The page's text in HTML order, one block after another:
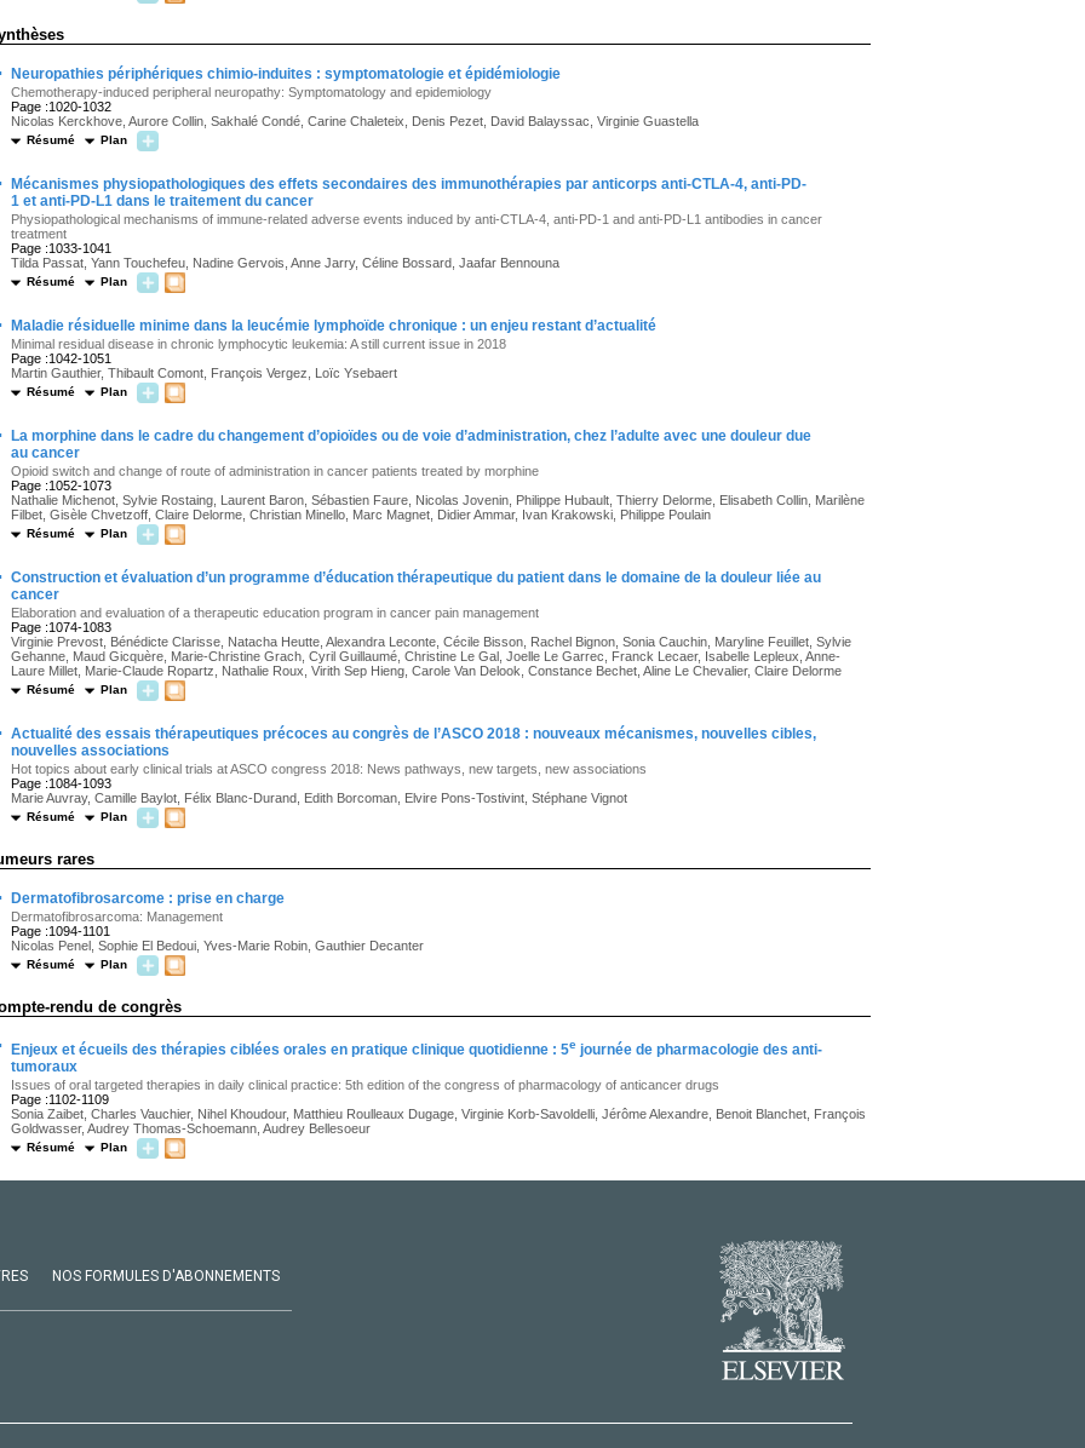
Neuropathies périphériques chimio-induites : symptomatologie et épidémiologie
Chemotherapy-induced peripheral neuropathy: Symptomatology and epidemiology
Page :1020-1032
Nicolas Kerckhove, Aurore Collin, Sakhalé Condé, Carine Chaleteix, Denis Pezet, David Balayssac, Virginie Guastella
Résumé Plan
Mécanismes physiopathologiques des effets secondaires des immunothérapies par anticorps anti-CTLA-4, anti-PD-
1 et anti-PD-L1 dans le traitement du cancer
Physiopathological mechanisms of immune-related adverse events induced by anti-CTLA-4, anti-PD-1 and anti-PD-L1 antibodies in cancer
treatment
Page :1033-1041
Tilda Passat, Yann Touchefeu, Nadine Gervois, Anne Jarry, Céline Bossard, Jaafar Bennouna
Résumé Plan
Maladie résiduelle minime dans la leucémie lymphoïde chronique : un enjeu restant d’actualité
Minimal residual disease in chronic lymphocytic leukemia: A still current issue in 2018
Page :1042-1051
Martin Gauthier, Thibault Comont, François Vergez, Loïc Ysebaert
Résumé Plan
La morphine dans le cadre du changement d’opioïdes ou de voie d’administration, chez l’adulte avec une douleur due
au cancer
Opioid switch and change of route of administration in cancer patients treated by morphine
Page :1052-1073
Nathalie Michenot, Sylvie Rostaing, Laurent Baron, Sébastien Faure, Nicolas Jovenin, Philippe Hubault, Thierry Delorme, Elisabeth Collin, Marilène
Filbet, Gisèle Chvetzoff, Claire Delorme, Christian Minello, Marc Magnet, Didier Ammar, Ivan Krakowski, Philippe Poulain
Résumé Plan
Construction et évaluation d’un programme d’éducation thérapeutique du patient dans le domaine de la douleur liée au
cancer
Elaboration and evaluation of a therapeutic education program in cancer pain management
Page :1074-1083
Virginie Prevost, Bénédicte Clarisse, Natacha Heutte, Alexandra Leconte, Cécile Bisson, Rachel Bignon, Sonia Cauchin, Maryline Feuillet, Sylvie
Gehanne, Maud Gicquère, Marie-Christine Grach, Cyril Guillaumé, Christine Le Gal, Joelle Le Garrec, Franck Lecaer, Isabelle Lepleux, Anne-
Laure Millet, Marie-Claude Ropartz, Nathalie Roux, Virith Sep Hieng, Carole Van Delook, Constance Bechet, Aline Le Chevalier, Claire Delorme
Résumé Plan
Actualité des essais thérapeutiques précoces au congrès de l’ASCO 2018 : nouveaux mécanismes, nouvelles cibles,
nouvelles associations
Hot topics about early clinical trials at ASCO congress 2018: News pathways, new targets, new associations
Page :1084-1093
Marie Auvray, Camille Baylot, Félix Blanc-Durand, Edith Borcoman, Elvire Pons-Tostivint, Stéphane Vignot
Résumé Plan
rares
Dermatofibrosarcome : prise en charge
Dermatofibrosarcoma: Management
Page :1094-1101
Nicolas Penel, Sophie El Bedoui, Yves-Marie Robin, Gauthier Decanter
Résumé Plan
rendu de congrès
Enjeux et écueils des thérapies ciblées orales en pratique clinique quotidienne : 5e journée de pharmacologie des anti-
tumoraux
Issues of oral targeted therapies in daily clinical practice: 5th edition of the congress of pharmacology of anticancer drugs
Page :1102-1109
Sonia Zaibet, Charles Vauchier, Nihel Khoudour, Matthieu Roulleaux Dugage, Virginie Korb-Savoldelli, Jérôme Alexandre, Benoit Blanchet, François
Goldwasser, Audrey Thomas-Schoemann, Audrey Bellesoeur
Résumé Plan
NOS FORMULES D'ABONNEMENTS